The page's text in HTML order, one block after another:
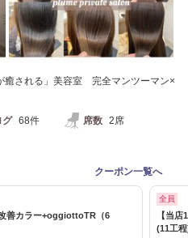
癒される」美容室 完全マンツーマン×
グ 68件 席数 2席
クーポン一覧へ
善カラー+oggiottoTR（6
全員
【当
(11工